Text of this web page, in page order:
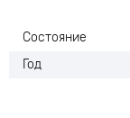
Состояние
Год